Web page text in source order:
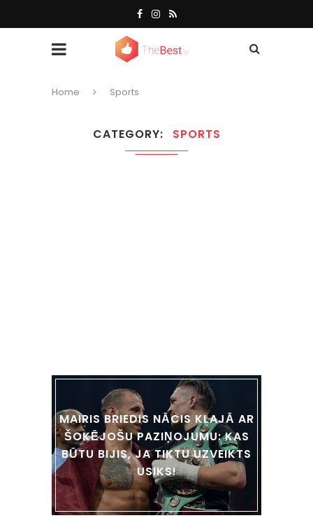
Home Sports
CATEGORY SPORTS
MAIRIS BRIEDIS NĀCIS KLAJĀ AR
ŠOKĒJOŠU PAZIŅOJUMU: KAS
BŪTU BIJIS, JA TIKTU UZVEIKTS
USIKS!